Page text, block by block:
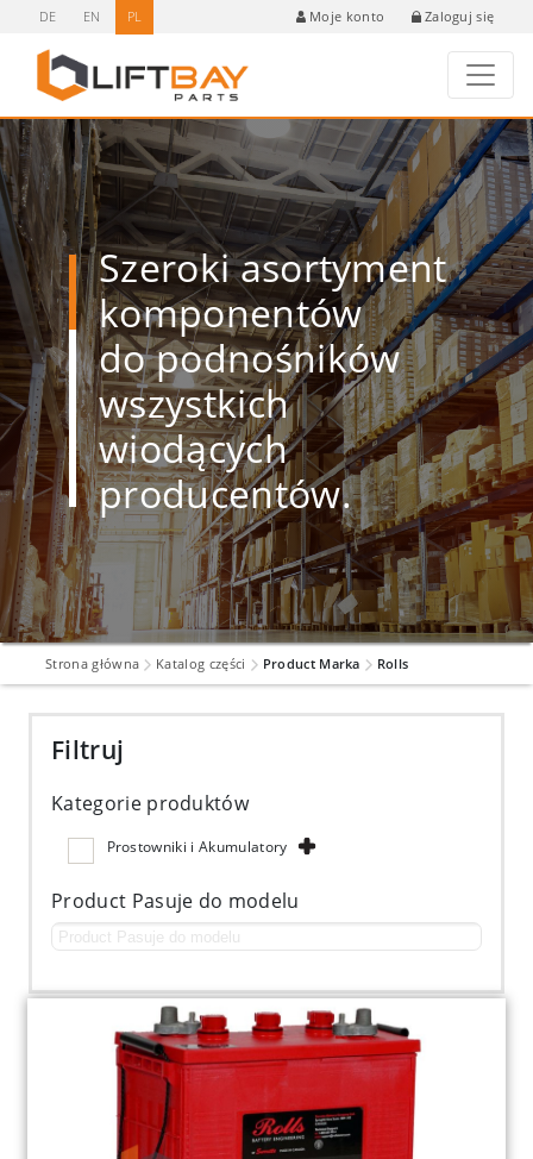
DE EN PL Moje konto Zaloguj się
Szeroki asortyment
komponentów
do podnośników
wszystkich
wiodących
producentów.
Strona główna Katalog części Product Marka Rolls
Filtruj
Kategorie produktów
Prostowniki i Akumulatory
Product Pasuje do modelu